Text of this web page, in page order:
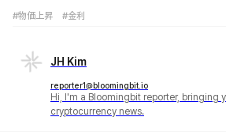
#物価上昇 #金利
JH Kim
reporter1@bloomingbit.io
Hi, I'm a Bloomingbit reporter, bringing
cryptocurrency news.